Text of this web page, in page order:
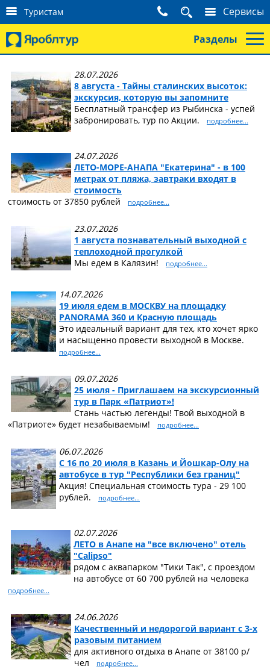
Туристам
К
о
а
ы
т
у
р
а
м
Сервисы
Разделы
28.07.2026
8 августа - Тайны сталинских высоток:
экскурсия, которую вы запомните
Бесплатный трансфер из Рыбинска - успей
забронировать, тур по Акции.
подробнее...
24.07.2026
ЛЕТО-МОРЕ-АНАПА "Екатерина" - в 100
метрах от пляжа, завтраки входят в
стоимость
стоимость от 37850 рублей
подробнее...
23.07.2026
1 августа познавательный выходной с
теплоходной прогулкой
Мы едем в Калязин!
подробнее...
14.07.2026
19 июля едем в МОСКВУ на площадку
PANORAMA 360 и Красную площадь
Это идеальный вариант для тех, кто хочет ярко
и насыщенно провести выходной в Москве.
подробнее...
09.07.2026
25 июля - Приглашаем на экскурсионный
тур в Парк «Патриот»!
Стань частью легенды! Твой выходной в
«Патриоте» будет незабываемым!
подробнее...
06.07.2026
С 16 по 20 июля в Казань и Йошкар-Олу на
автобусе в тур "Республики без границ"
Акция! Специальная стоимость тура - 29 100
рублей.
подробнее...
02.07.2026
ЛЕТО в Анапе на "все включено" отель
"Calipso"
рядом с аквапарком "Тики Так", с проездом
на автобусе от 60 700 рублей на человека
подробнее...
24.06.2026
Качественный и недорогой вариант с 3-х
разовым питанием
для активного отдыха в Анапе от 38100 р/
чел
подробнее...